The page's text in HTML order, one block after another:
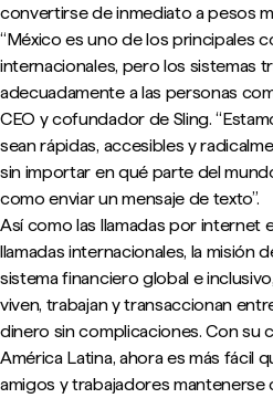
convertirse de inmediato a pesos
“México es uno de los principales
internacionales, pero los sistemas
adecuadamente a las personas
CEO y cofundador de Sling.
sean rápidas, accesibles y
sin importar en qué parte del
como enviar un mensaje de texto”.
Así como las llamadas por internet
llamadas internacionales, la misión
sistema financiero global e
viven, trabajan y transaccionan
dinero sin complicaciones. Con su
América Latina, ahora es más fácil
amigos y trabajadores